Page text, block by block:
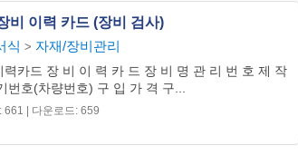
비 이력 카드 (장비 검사)
식 > 자재/장비관리
력카드 장 비 이 력 카 드 장 비 명 관 리 번 호 제 작
번호(차량번호) 구 입 가 격 구...
661 | 다운로드: 659